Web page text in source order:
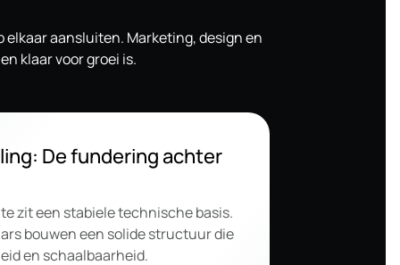
aansluiten. Marketing, design en
klaar voor groei is.
De fundering achter
zit een stabiele technische basis.
bouwen een solide structuur die
en schaalbaarheid.